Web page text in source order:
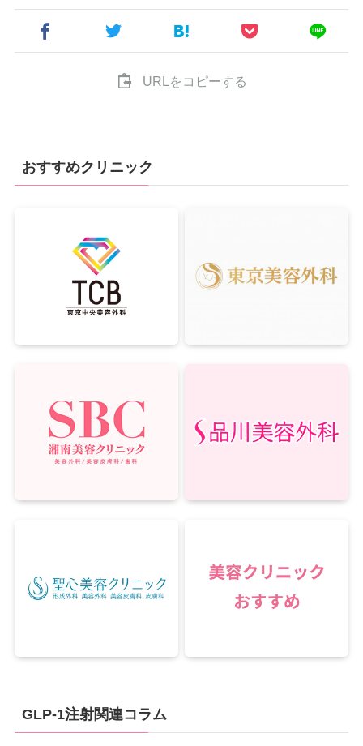
URLをコピーする
おすすめクリニック
GLP-1注射関連コラム